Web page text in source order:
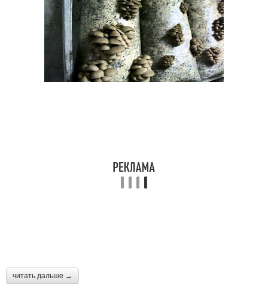
читать дальше →